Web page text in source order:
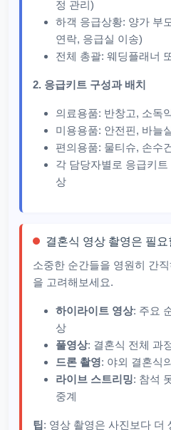
정 관리)
하객 응급상황: 양가 부
연락, 응급실 이송)
전체 총괄: 웨딩플래너
2. 응급키트 구성과 배치
의료용품: 반창고, 소독
미용용품: 안전핀, 바늘
편의용품: 물티슈, 손수
각 담당자별로 응급키
상
결혼식 영상 촬영은 필요
소중한 순간들을 영원히 간
을 고려해보세요.
하이라이트 영상: 주요
상
풀영상: 결혼식 전체 과
드론 촬영: 야외 결혼식
라이브 스트리밍: 참석
중계
팁 : 영상 촬영은 사진보다 더